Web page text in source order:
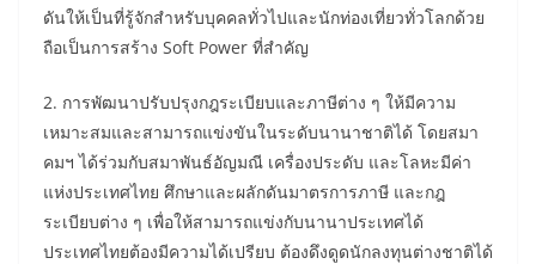
ดันให้เป็นที่รู้จักสำหรับบุคคลทั่วไปและนักท่องเที่ยวทั่วโลกด้วย
ถือเป็นการสร้าง Soft Power ที่สำคัญ
2. การพัฒนาปรับปรุงกฎระเบียบและภาษีต่าง ๆ ให้มีความ
เหมาะสมและสามารถแข่งขันในระดับนานาชาติได้ โดยสมา
คมฯ ได้ร่วมกับสมาพันธ์อัญมณี เครื่องประดับ และโลหะมีค่า
แห่งประเทศไทย ศึกษาและผลักดันมาตรการภาษี และกฎ
ระเบียบต่าง ๆ เพื่อให้สามารถแข่งกับนานาประเทศได้
ประเทศไทยต้องมีความได้เปรียบ ต้องดึงดูดนักลงทุนต่างชาติได้